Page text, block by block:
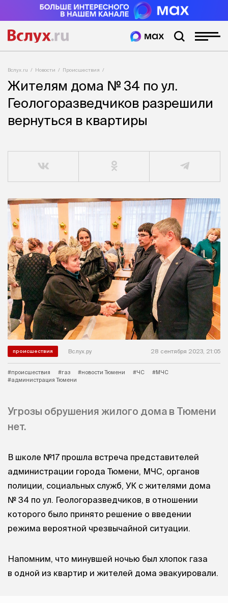
Вслух.ru Новости Происшествия
Жителям дома № 34 по ул.
Геологоразведчиков разрешили
вернуться в квартиры
происшествия Вслух.ру 28 сентября 2023, 21:05
#происшествия #газ #новости Тюмени #ЧС
#МЧС
#администрация Тюмени
Угрозы обрушения жилого дома в Тюмени
нет.
В школе №17 прошла встреча представителей
администрации города Тюмени, МЧС, органов
полиции, социальных служб, УК с жителями дома
№ 34 по ул. Геологоразведчиков, в отношении
которого было принято решение о введении
режима вероятной чрезвычайной ситуации.
Напомним, что минувшей ночью был хлопок газа
в одной из квартир и жителей дома эвакуировали.